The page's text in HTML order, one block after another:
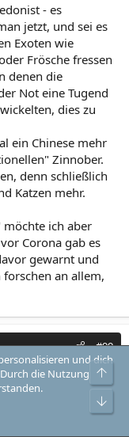
- es
jetzt, und sei es
Exoten wie
Frösche fressen
denen die
Not eine Tugend
dies zu
ein Chinese mehr
Zinnober.
denn schließlich
Katzen mehr.
möchte ich aber
Corona gab es
gewarnt und
an allem,
#99
und dich
die Nutzung